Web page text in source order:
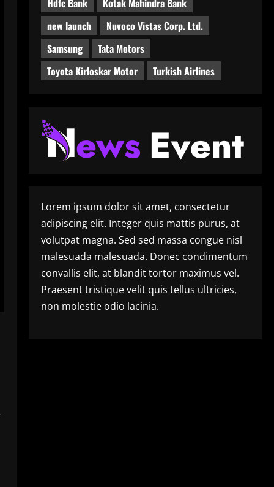
new launch
Nuvoco Vistas Corp. Ltd.
Samsung
Tata Motors
Toyota Kirloskar Motor
Turkish Airlines
Lorem ipsum dolor sit amet, consectetur
adipiscing elit. Integer quis mattis purus, at
volutpat magna. Sed sed massa congue nisl
malesuada malesuada. Donec condimentum
convallis elit, at blandit tortor maximus vel.
Praesent tristique velit quis tellus ultricies,
non molestie odio lacinia.